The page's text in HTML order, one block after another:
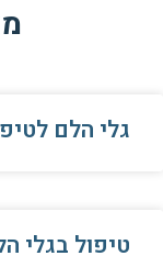
גלי הלם
טיפול בגלי